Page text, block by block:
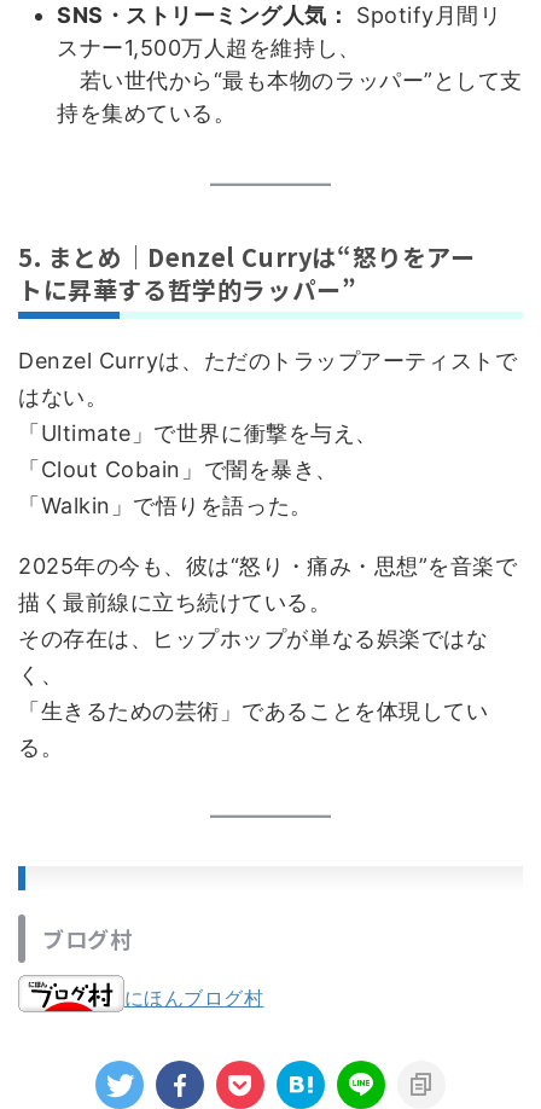
SNS・ストリーミング人気：
Spotify月間リ
スナー1,500万人超を維持し、
若い世代から“最も本物のラッパー”として支
持を集めている。
5. まとめ｜Denzel Curryは“怒りをアー
トに昇華する哲学的ラッパー”
Denzel Curryは、ただのトラップアーティストで
はない。
「Ultimate」で世界に衝撃を与え、
「Clout Cobain」で闇を暴き、
「Walkin」で悟りを語った。
2025年の今も、彼は“怒り・痛み・思想”を音楽で
描く最前線に立ち続けている。
その存在は、ヒップホップが単なる娯楽ではな
く、
「生きるための芸術」であることを体現してい
る。
ブログ村
にほんブログ村